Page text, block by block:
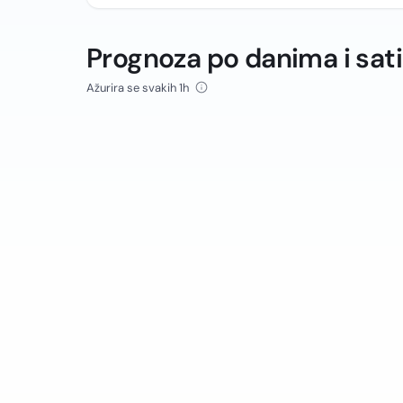
Prognoza po danima i
Ažurira se svakih 1h